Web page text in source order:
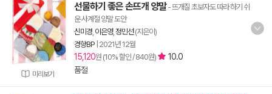
미리보기
선물하기 좋은 손뜨개 양말- 뜨개질 초보자도 따라 하기 쉬
운 사계절 양말 도안
신미경 이은영, 정민선(지은이)
경향BP 2021년 12월
15,120원 (10% 할인 / 840원)
10.0
품절